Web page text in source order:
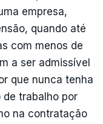
empresa,
quando até
com menos de
a ser admissível
que nunca tenha
trabalho por
na contratação